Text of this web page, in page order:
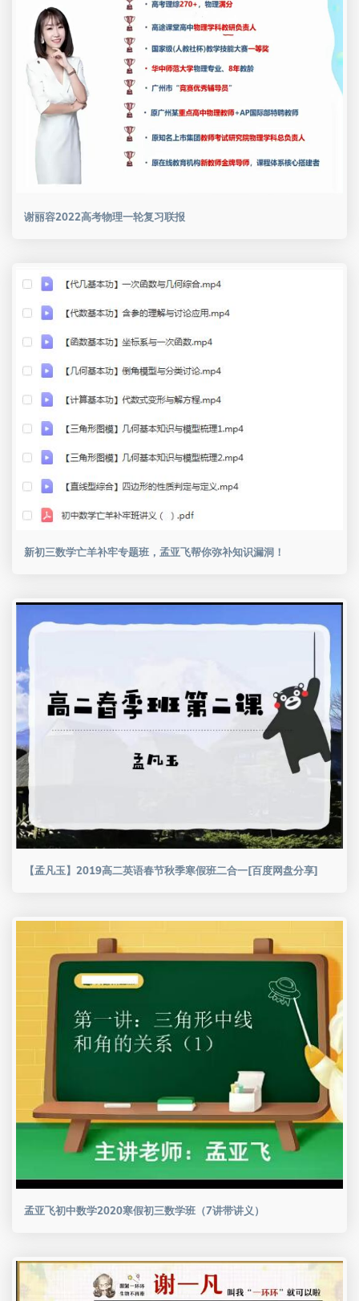
谢丽容2022高考物理一轮复习联报
新初三数学亡羊补牢专题班，孟亚飞帮你弥补知识漏洞！
【孟凡玉】2019高二英语春节秋季寒假班二合一[百度网盘分享]
孟亚飞初中数学2020寒假初三数学班（7讲带讲义）